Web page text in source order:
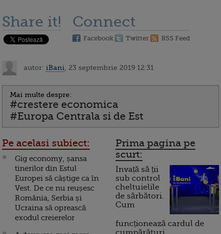
Share it! Connect
Facebook Twitter RSS Feed
autor: iBani , 23 septembrie 2019 12:31
Mai multe despre:
#crestere economica
#Europa Centrala si de Est
Pe acelasi subiect:
Gig economy, șansa
tinerilor din Estul
Europei să câștige ca în
Vest. De ce nu reușesc
România, Serbia și
Ucraina să oprească
exodul creierelor
Prima pagina pe
scurt:
Invață să ții
sub control
cheltuielile
de sărbători.
Cum
funcționează cardul de